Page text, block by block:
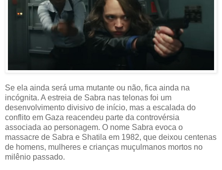
Se ela ainda será uma mutante ou não, fica ainda na
incógnita. A estreia de Sabra nas telonas foi um
desenvolvimento divisivo de início, mas a escalada do
conflito em Gaza reacendeu parte da controvérsia
associada ao personagem. O nome Sabra evoca o
massacre de Sabra e Shatila em 1982, que deixou centenas
de homens, mulheres e crianças muçulmanos mortos no
milênio passado.